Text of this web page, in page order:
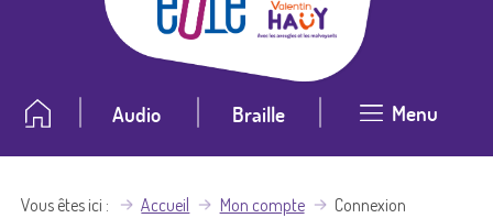
Audio Braille Menu
Vous êtes ici Accueil Mon compte Connexion